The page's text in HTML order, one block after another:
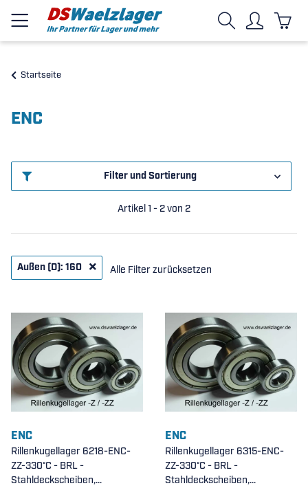
Startseite
ENC
Filter und Sortierung
Artikel 1 - 2 von 2
Außen (D): 160 Alle Filter zurücksetzen
ENC
Rillenkugellager 6218-ENC-
ZZ-330°C - BRL -
Stahldeckscheiben,
ENC
Rillenkugellager 6315-ENC-
ZZ-330°C - BRL -
Stahldeckscheiben,